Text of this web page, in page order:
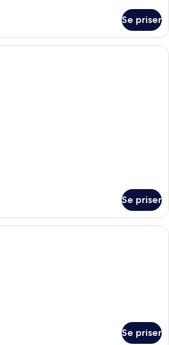
Se priser
Mörkläggningsgardiner, strykjärn/
Se priser
Ett hotellrum med en säng, en tv,
Se priser